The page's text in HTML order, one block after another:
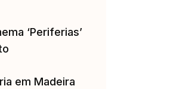
‘Periferias’
em Madeira